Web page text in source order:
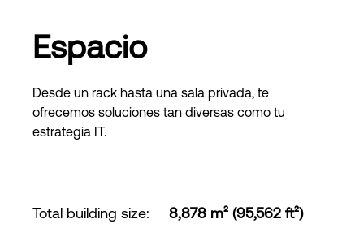
Espacio
Desde un rack hasta una sala privada, te
ofrecemos soluciones tan diversas como tu
estrategia IT.
Total building size: 8,878 m² (95,562 ft²)